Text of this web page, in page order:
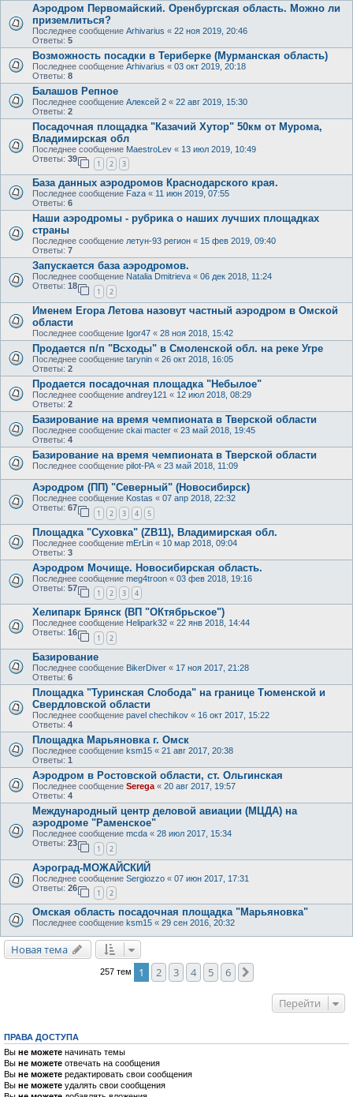
Аэродром Первомайский. Оренбургская область. Можно ли
приземлиться?
Последнее сообщение Arhivarius « 22 ноя 2019, 20:46
Ответы: 5
Возможность посадки в Териберке (Мурманская область)
Последнее сообщение Arhivarius « 03 окт 2019, 20:18
Ответы: 8
Балашов Репное
Последнее сообщение Алексей 2 « 22 авг 2019, 15:30
Ответы: 2
Посадочная площадка "Казачий Хутор" 50км от Мурома,
Владимирская обл
Последнее сообщение MaestroLev « 13 июл 2019, 10:49
Ответы: 39
1 2 3
База данных аэродромов Краснодарского края.
Последнее сообщение Faza « 11 июн 2019, 07:55
Ответы: 6
Наши аэродромы - рубрика о наших лучших площадках
страны
Последнее сообщение летун-93 регион « 15 фев 2019, 09:40
Ответы: 7
Запускается база аэродромов.
Последнее сообщение Natalia Dmitrieva « 06 дек 2018, 11:24
Ответы: 18
1 2
Именем Егора Летова назовут частный аэродром в Омской
области
Последнее сообщение Igor47 « 28 ноя 2018, 15:42
Продается п/п "Всходы" в Смоленской обл. на реке Угре
Последнее сообщение tarynin « 26 окт 2018, 16:05
Ответы: 2
Продается посадочная площадка "Небылое"
Последнее сообщение andrey121 « 12 июл 2018, 08:29
Ответы: 2
Базирование на время чемпионата в Тверской области
Последнее сообщение ckai macter « 23 май 2018, 19:45
Ответы: 4
Базирование на время чемпионата в Тверской области
Последнее сообщение pilot-PA « 23 май 2018, 11:09
Аэродром (ПП) "Северный" (Новосибирск)
Последнее сообщение Kostas « 07 апр 2018, 22:32
Ответы: 67
1 2 3 4 5
Площадка "Суховка" (ZB11), Владимирская обл.
Последнее сообщение mErLin « 10 мар 2018, 09:04
Ответы: 3
Аэродром Мочище. Новосибирская область.
Последнее сообщение meg4troon « 03 фев 2018, 19:16
Ответы: 57
1 2 3 4
Хелипарк Брянск (ВП "ОКтябрьское")
Последнее сообщение Helipark32 « 22 янв 2018, 14:44
Ответы: 16
1 2
Базирование
Последнее сообщение BikerDiver « 17 ноя 2017, 21:28
Ответы: 6
Площадка "Туринская Слобода" на границе Тюменской и
Свердловской области
Последнее сообщение pavel chechikov « 16 окт 2017, 15:22
Ответы: 4
Площадка Марьяновка г. Омск
Последнее сообщение ksm15 « 21 авг 2017, 20:38
Ответы: 1
Аэродром в Ростовской области, ст. Ольгинская
Последнее сообщение Serega « 20 авг 2017, 19:57
Ответы: 4
Международный центр деловой авиации (МЦДА) на
аэродроме "Раменское"
Последнее сообщение mcda « 28 июл 2017, 15:34
Ответы: 23
1 2
Аэроград-МОЖАЙСКИЙ
Последнее сообщение Sergiozzo « 07 июн 2017, 17:31
Ответы: 26
1 2
Омская область посадочная площадка "Марьяновка"
Последнее сообщение ksm15 « 29 сен 2016, 20:32
Новая тема
257 тем 1 2 3 4 5 6
Перейти
ПРАВА ДОСТУПА
Вы не можете начинать темы
Вы не можете отвечать на сообщения
Вы не можете редактировать свои сообщения
Вы не можете удалять свои сообщения